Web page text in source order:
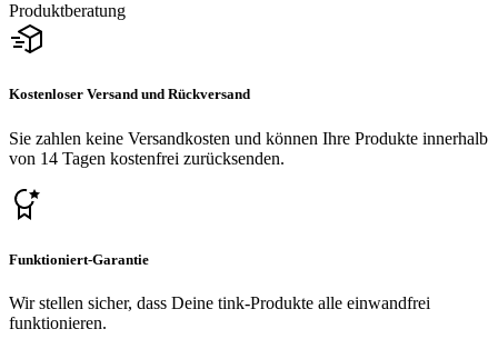
Produktberatung
Kostenloser Versand und Rückversand
Sie zahlen keine Versandkosten und können Ihre Produkte innerhalb
von 14 Tagen kostenfrei zurücksenden.
Funktioniert-Garantie
Wir stellen sicher, dass Deine tink-Produkte alle einwandfrei
funktionieren.